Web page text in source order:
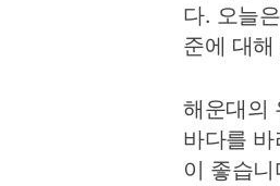
다. 오늘
준에 대
해운대의
바다를
이 좋습